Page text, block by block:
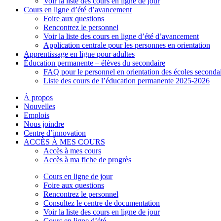
Cours en ligne d’été d’avancement
Foire aux questions
Rencontrez le personnel
Voir la liste des cours en ligne d’été d’avancement
Application centrale pour les personnes en orientation
Apprentissage en ligne pour adultes
Éducation permanente – élèves du secondaire
FAQ pour le personnel en orientation des écoles
Liste des cours de l’éducation permanente 2025-2026
À propos
Nouvelles
Emplois
Nous joindre
Centre d’innovation
ACCÈS À MES COURS
Accès à mes cours
Accès à ma fiche de progrès
Cours en ligne de jour
Foire aux questions
Rencontrez le personnel
Consultez le centre de documentation
Voir la liste des cours en ligne de jour